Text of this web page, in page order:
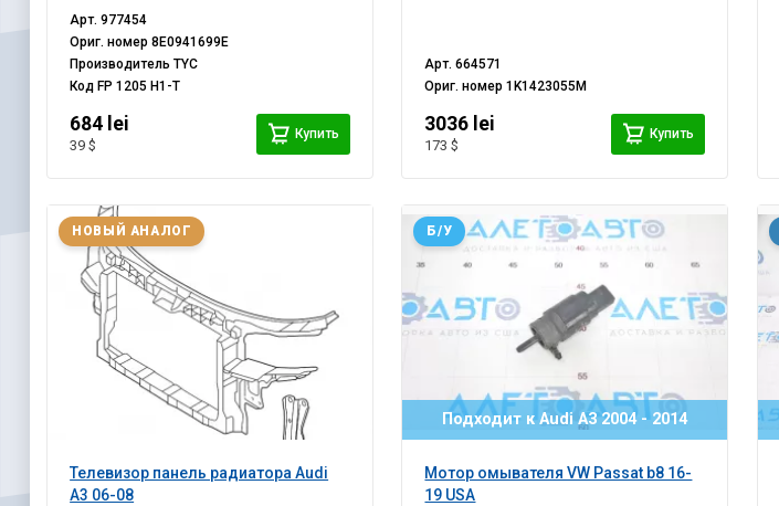
Арт.977454
Ориг. номер8E0941699E
ПроизводительTYC
КодFP 1205 H1-T
684 lei
39 $
Купить
Арт.664571
Ориг. номер1K1423055M
3036 lei
173 $
Купить
Телевизор панель радиатора Audi
A3 06-08
НОВЫЙ АНАЛОГ
Подходит к Audi A3 2004 - 2014
Мотор омывателя VW Passat b8 16-
19 USA
Б/У